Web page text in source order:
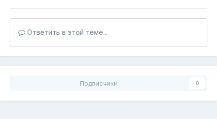
Ответить в этой теме...
Подписчики 0